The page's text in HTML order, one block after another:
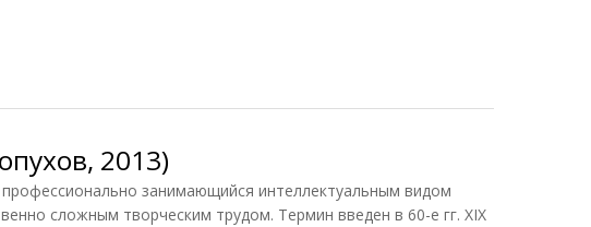
2013)
занимающийся интеллектуальным видом
сложным творческим трудом. Термин введен в 60-е гг. XIX